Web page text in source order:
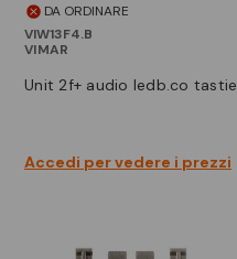
DA ORDINARE
VIW13F4.B
VIMAR
unit 2f+ audio ledb.co tastie
Accedi per vedere i prezzi